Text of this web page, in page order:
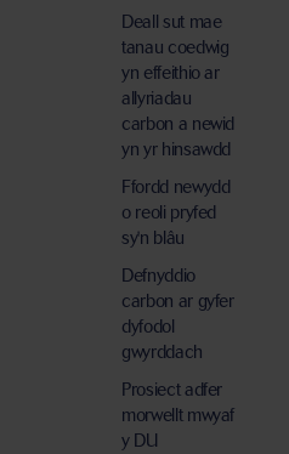
Deall sut mae
tanau coedwig
yn effeithio ar
allyriadau
carbon a newid
yn yr hinsawdd
Ffordd newydd
o reoli pryfed
sy'n blâu
Defnyddio
carbon ar gyfer
dyfodol
gwyrddach
Prosiect adfer
morwellt mwyaf
y DU